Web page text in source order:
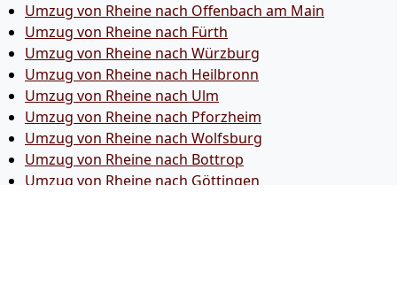
Umzug von Rheine nach Offenbach am Main
Umzug von Rheine nach Fürth
Umzug von Rheine nach Würzburg
Umzug von Rheine nach Heilbronn
Umzug von Rheine nach Ulm
Umzug von Rheine nach Pforzheim
Umzug von Rheine nach Wolfsburg
Umzug von Rheine nach Bottrop
Umzug von Rheine nach Göttingen